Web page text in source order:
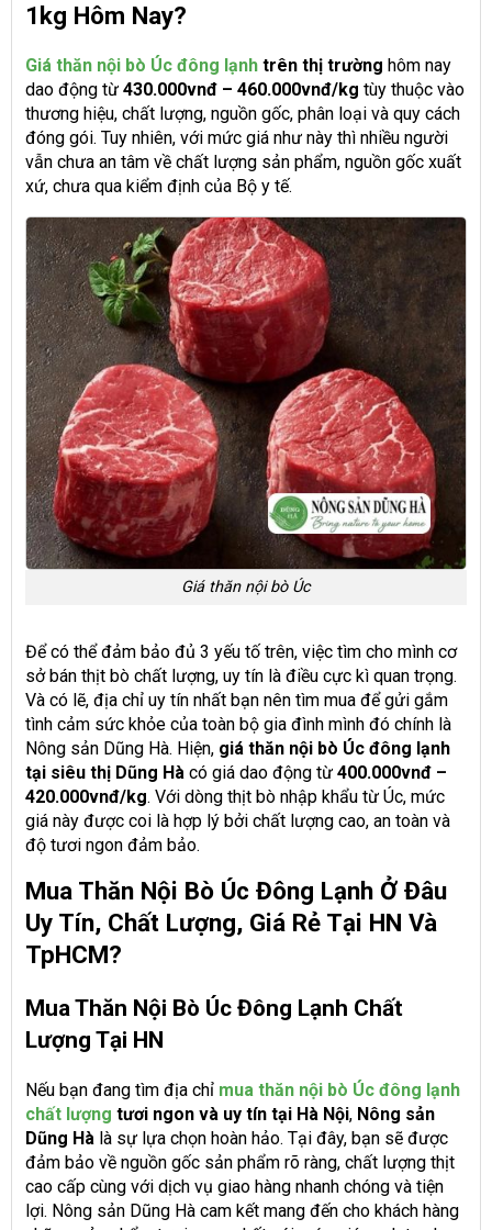
1kg Hôm Nay?
Giá thăn nội bò Úc đông lạnh trên thị trường hôm nay
dao động từ 430.000vnđ – 460.000vnđ/kg tùy thuộc vào
thương hiệu, chất lượng, nguồn gốc, phân loại và quy cách
đóng gói. Tuy nhiên, với mức giá như này thì nhiều người
vẫn chưa an tâm về chất lượng sản phẩm, nguồn gốc xuất
xứ, chưa qua kiểm định của Bộ y tế.
Giá thăn nội bò Úc
Để có thể đảm bảo đủ 3 yếu tố trên, việc tìm cho mình cơ
sở bán thịt bò chất lượng, uy tín là điều cực kì quan trọng.
Và có lẽ, địa chỉ uy tín nhất bạn nên tìm mua để gửi gắm
tình cảm sức khỏe của toàn bộ gia đình mình đó chính là
Nông sản Dũng Hà. Hiện, giá thăn nội bò Úc đông lạnh
tại siêu thị Dũng Hà có giá dao động từ 400.000vnđ –
420.000vnđ/kg. Với dòng thịt bò nhập khẩu từ Úc, mức
giá này được coi là hợp lý bởi chất lượng cao, an toàn và
độ tươi ngon đảm bảo.
Mua Thăn Nội Bò Úc Đông Lạnh Ở Đâu
Uy Tín, Chất Lượng, Giá Rẻ Tại HN Và
TpHCM?
Mua Thăn Nội Bò Úc Đông Lạnh Chất
Lượng Tại HN
Nếu bạn đang tìm địa chỉ mua thăn nội bò Úc đông lạnh
chất lượng tươi ngon và uy tín tại Hà Nội, Nông sản
Dũng Hà là sự lựa chọn hoàn hảo. Tại đây, bạn sẽ được
đảm bảo về nguồn gốc sản phẩm rõ ràng, chất lượng thịt
cao cấp cùng với dịch vụ giao hàng nhanh chóng và tiện
lợi. Nông sản Dũng Hà cam kết mang đến cho khách hàng